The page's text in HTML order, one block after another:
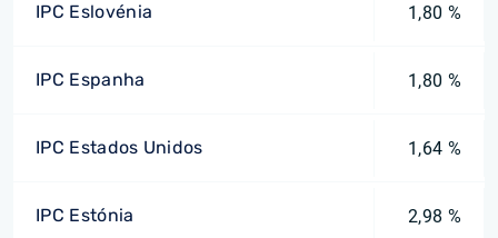
IPC Eslovénia 1,80 %
IPC Espanha 1,80 %
IPC Estados Unidos 1,64 %
IPC Estónia 2,98 %